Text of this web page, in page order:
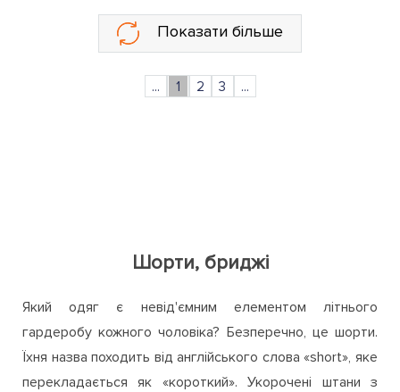
Показати більше
... 1 2 3 ...
Шорти, бриджі
Який одяг є невід'ємним елементом літнього
гардеробу кожного чоловіка? Безперечно, це шорти.
Їхня назва походить від англійського слова «short», яке
перекладається як «короткий». Укорочені штани з